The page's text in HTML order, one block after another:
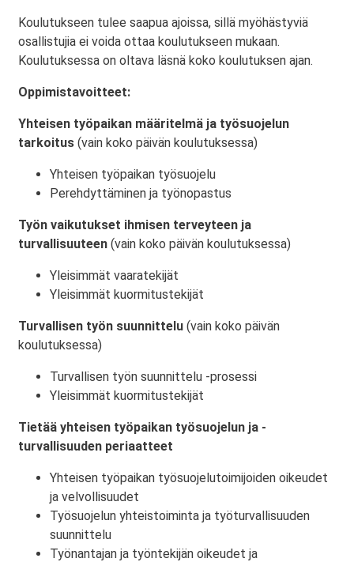
Koulutukseen tulee saapua ajoissa, sillä myöhästyviä
osallistujia ei voida ottaa koulutukseen mukaan.
Koulutuksessa on oltava läsnä koko koulutuksen ajan.
Oppimistavoitteet:
Yhteisen työpaikan määritelmä ja työsuojelun
tarkoitus (vain koko päivän koulutuksessa)
Yhteisen työpaikan työsuojelu
Perehdyttäminen ja työnopastus
Työn vaikutukset ihmisen terveyteen ja
turvallisuuteen (vain koko päivän koulutuksessa)
Yleisimmät vaaratekijät
Yleisimmät kuormitustekijät
Turvallisen työn suunnittelu (vain koko päivän
koulutuksessa)
Turvallisen työn suunnittelu -prosessi
Yleisimmät kuormitustekijät
Tietää yhteisen työpaikan työsuojelun ja -
turvallisuuden periaatteet
Yhteisen työpaikan työsuojelutoimijoiden oikeudet
ja velvollisuudet
Työsuojelun yhteistoiminta ja työturvallisuuden
suunnittelu
Työnantajan ja työntekijän oikeudet ja